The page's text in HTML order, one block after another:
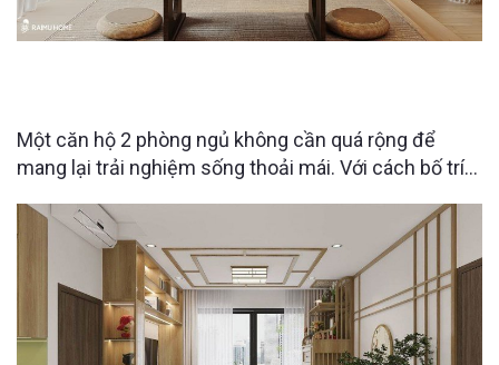
Một căn hộ 2 phòng ngủ không cần quá rộng để
mang lại trải nghiệm sống thoải mái. Với cách bố trí
hộ tại The Charm An Hưng đều được tối ưu công
năng, tích hợp nhiều không gian lưu trữ ẩn nhưng vẫn
giữ được sự gọn gàng và tính thẩm